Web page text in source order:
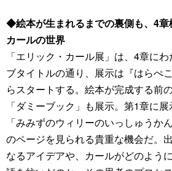
◆絵本が生まれるまでの裏側も、4章
カールの世界
「エリック・カール展」は、4章に
ブタイトルの通り、展示は『はらぺ
らスタートする。絵本が完成する前
「ダミーブック」も展示。第1章に
「みみずのウィリーのいっしゅうか
のページを見られる貴重な機会だ。
なるアイデアや、カールがどのよう